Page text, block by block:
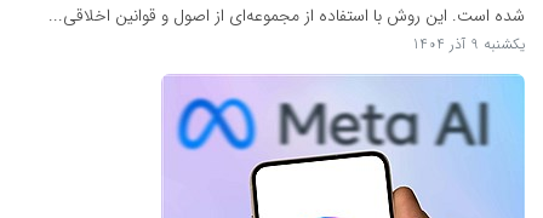
شده است. این روش با استفاده از مجموعه‌ای از اصول و قوانین اخلاقی...
یکشنبه 9 آذر 1404